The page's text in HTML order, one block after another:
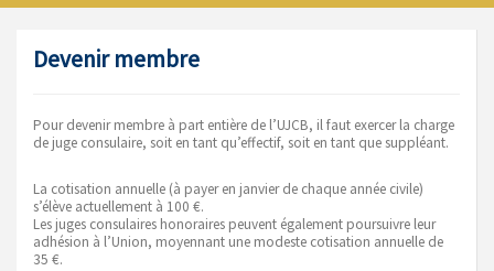
Devenir membre
Pour devenir membre à part entière de l’UJCB, il faut exercer la charge
de juge consulaire, soit en tant qu’effectif, soit en tant que suppléant.
La cotisation annuelle (à payer en janvier de chaque année civile)
s’élève actuellement à 100 €.
Les juges consulaires honoraires peuvent également poursuivre leur
adhésion à l’Union, moyennant une modeste cotisation annuelle de
35 €.